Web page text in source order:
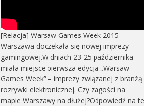
[Relacja] Warsaw Games Week 2015 –
Warszawa doczekała się nowej imprezy
gamingowej.W dniach 23-25 października
miała miejsce pierwsza edycja „Warsaw
Games Week” – imprezy związanej z branżą
rozrywki elektronicznej. Czy zagości na
mapie Warszawy na dłużej?Odpowiedź na te